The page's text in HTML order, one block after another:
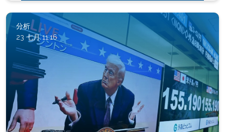
分析
23 七月 11:16